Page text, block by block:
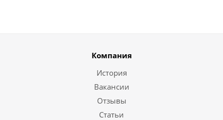
Компания
История
Вакансии
Отзывы
Статьи